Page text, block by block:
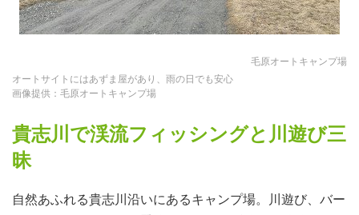
毛原オートキャンプ場
オートサイトにはあずま屋があり、雨の日でも安心
画像提供：毛原オートキャンプ場
貴志川で渓流フィッシングと川遊び三
昧
自然あふれる貴志川沿いにあるキャンプ場。川遊び、バー